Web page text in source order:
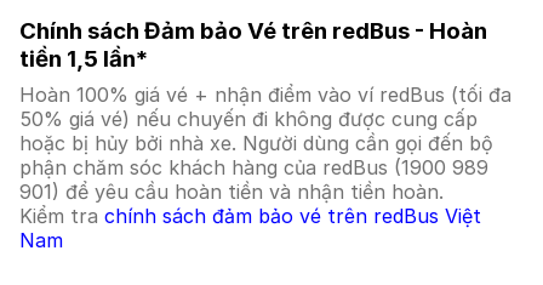
Chính sách Đảm bảo Vé trên redBus - Hoàn
tiền 1,5 lần*
Hoàn 100% giá vé + nhận điểm vào ví redBus (tối đa
50% giá vé) nếu chuyến đi không được cung cấp
hoặc bị hủy bởi nhà xe. Người dùng cần gọi đến bộ
phận chăm sóc khách hàng của redBus (1900 989
901) để yêu cầu hoàn tiền và nhận tiền hoàn.
Kiểm tra chính sách đảm bảo vé trên redBus Việt
Nam